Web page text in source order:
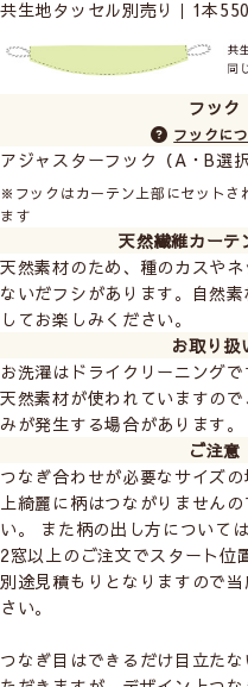
共生地タッセル別売り｜1本
フック
フックに
アジャスターフック（A・B選択
※フックはカーテン上部にセットさ
ます
天然繊維カーテ
天然素材のため、種のカスや
ないだフシがあります。自然
してお楽しみください。
お取り扱
お洗濯はドライクリーニング
天然素材が使われていますの
みが発生する場合があります。
ご注意
つなぎ合わせが必要なサイズ
上綺麗に柄はつながりません
い。 また柄の出し方について
2窓以上のご注文でスタート位
別途見積もりとなりますので
さい。
つなぎ目はできるだけ目立た